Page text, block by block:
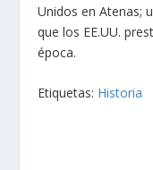
Unidos en Atenas;
que los EE.UU.
época.
Etiquetas: Historia